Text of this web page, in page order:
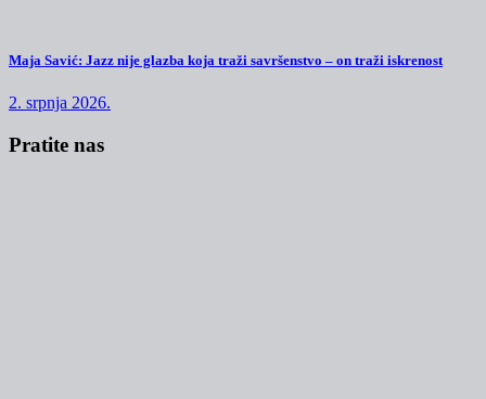
Maja Savić: Jazz nije glazba koja traži savršenstvo – on traži iskrenost
2. srpnja 2026.
Pratite nas